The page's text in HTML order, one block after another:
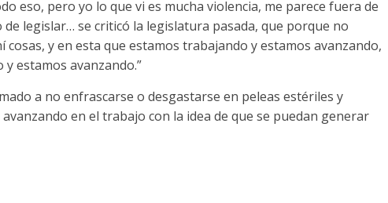
eso, pero yo lo que vi es mucha violencia, me parece fuera de
legislar… se criticó la legislatura pasada, que porque no
y en esta que estamos trabajando y estamos avanzando,
estamos avanzando.”
a no enfrascarse o desgastarse en peleas estériles y
en el trabajo con la idea de que se puedan generar